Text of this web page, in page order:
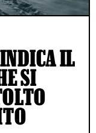
IL
SI